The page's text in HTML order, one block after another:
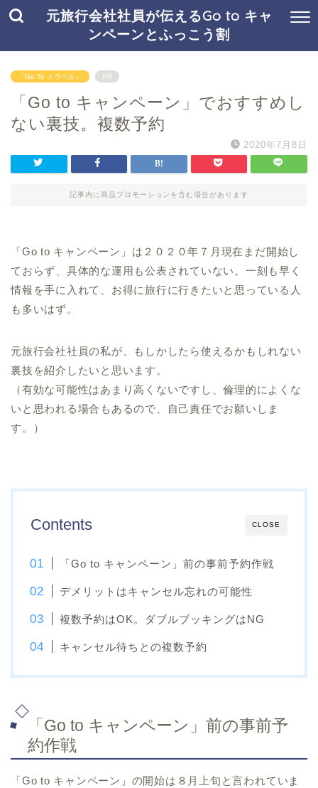
元旅行会社社員が伝えるGo to キャ
ンペーンとふっこう割
「Go To トラベル」 PR
「Go to キャンペーン」でおすすめし
ない裏技。複数予約
2020年7月8日
記事内に商品プロモーションを含む場合があります
「Go to キャンペーン」は２０２０年７月現在まだ開始し
ておらず、具体的な運用も公表されていない。一刻も早く
情報を手に入れて、お得に旅行に行きたいと思っている人
も多いはず。
元旅行会社社員の私が、もしかしたら使えるかもしれない
裏技を紹介したいと思います。
（有効な可能性はあまり高くないですし、倫理的によくな
いと思われる場合もあるので、自己責任でお願いしま
す。）
CLOSE
Contents
「Go to キャンペーン」前の事前予約作戦
デメリットはキャンセル忘れの可能性
複数予約はOK。ダブルブッキングはNG
キャンセル待ちとの複数予約
「Go to キャンペーン」前の事前予
約作戦
「Go to キャンペーン」の開始は８月上旬と言われていま